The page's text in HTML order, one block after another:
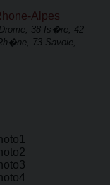
Alpes
38 Is�re, 42
73 Savoie,